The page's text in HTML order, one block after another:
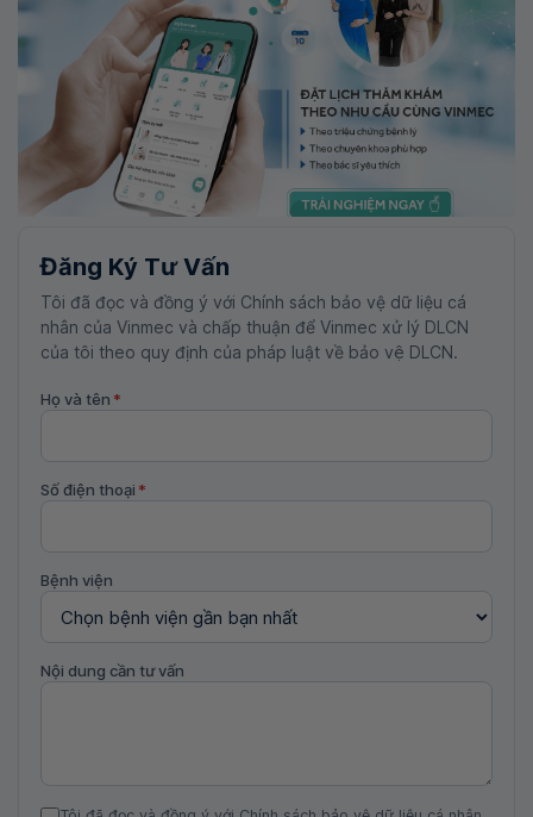
Đăng Ký Tư Vấn
Tôi đã đọc và đồng ý với Chính sách bảo vệ dữ liệu cá
nhân của Vinmec và chấp thuận để Vinmec xử lý DLCN
của tôi theo quy định của pháp luật về bảo vệ DLCN.
Họ và tên *
Số điện thoại *
Bệnh viện
Nội dung cần tư vấn